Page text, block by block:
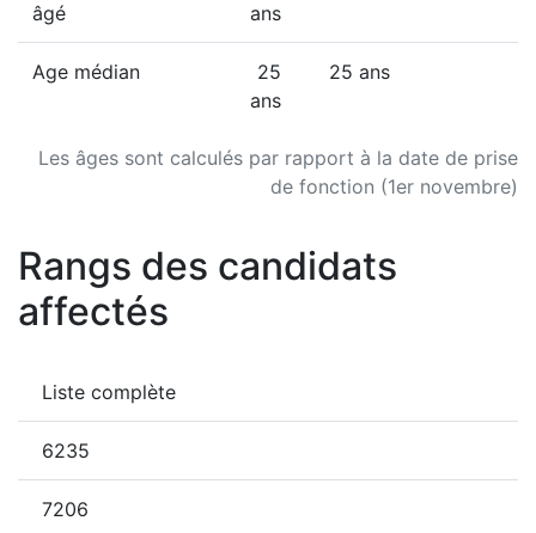
Les âges sont calculés par rapport à la date de prise
de fonction (1er novembre)
âgé
ans
Age médian
25
ans
25 ans
Rangs des candidats
affectés
Liste complète
6235
7206